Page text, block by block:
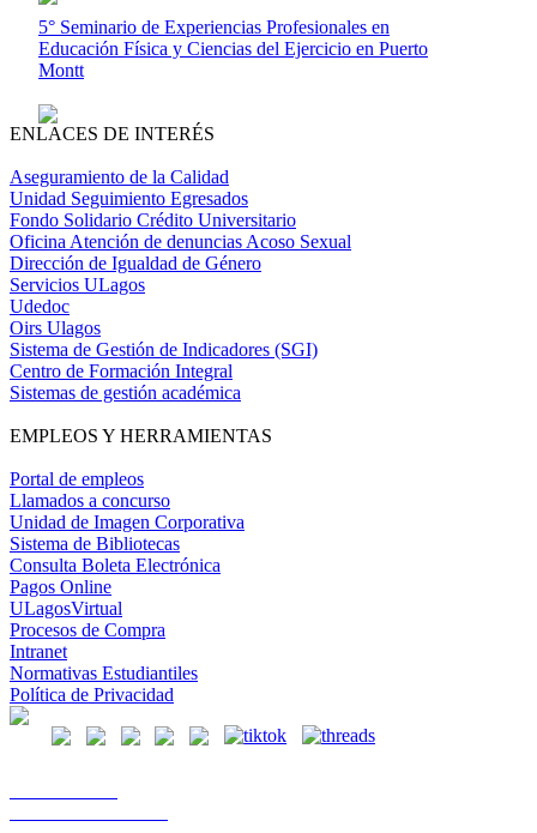
5° Seminario de Experiencias Profesionales en
Educación Física y Ciencias del Ejercicio en Puerto
Montt
ENLACES DE INTERÉS
Aseguramiento de la Calidad
Unidad Seguimiento Egresados
Fondo Solidario Crédito Universitario
Oficina Atención de denuncias Acoso Sexual
Dirección de Igualdad de Género
Servicios ULagos
Udedoc
Oirs Ulagos
Sistema de Gestión de Indicadores (SGI)
Centro de Formación Integral
Sistemas de gestión académica
EMPLEOS Y HERRAMIENTAS
Portal de empleos
Llamados a concurso
Unidad de Imagen Corporativa
Sistema de Bibliotecas
Consulta Boleta Electrónica
Pagos Online
ULagosVirtual
Procesos de Compra
Intranet
Normativas Estudiantiles
Política de Privacidad